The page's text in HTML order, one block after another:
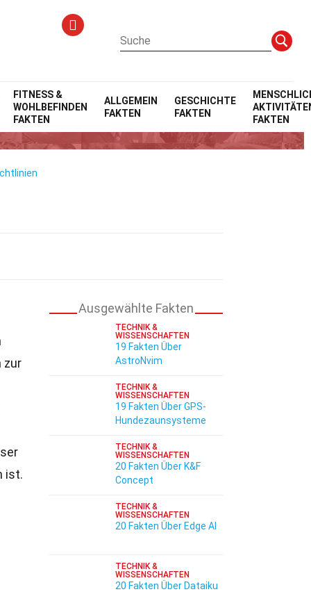
FITNESS &
WOHLBEFINDEN
FAKTEN
ALLGEMEIN
FAKTEN
GESCHICHTE
FAKTEN
FAKTEN
zur
ist.
Ausgewählte Fakten
TECHNIK &
WISSENSCHAFTEN
19 Fakten Über
AstroNvim
TECHNIK &
WISSENSCHAFTEN
19 Fakten Über GPS-
Hundezaunsysteme
TECHNIK &
WISSENSCHAFTEN
20 Fakten Über K&F
Concept
TECHNIK &
WISSENSCHAFTEN
20 Fakten Über Edge AI
TECHNIK &
WISSENSCHAFTEN
20 Fakten Über Dataiku